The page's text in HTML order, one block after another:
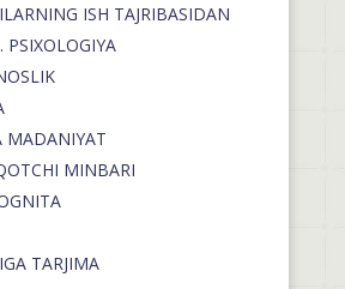
ISH TAJRIBASIDAN
PSIXOLOGIYA
MADANIYAT
MINBARI
TARJIMA